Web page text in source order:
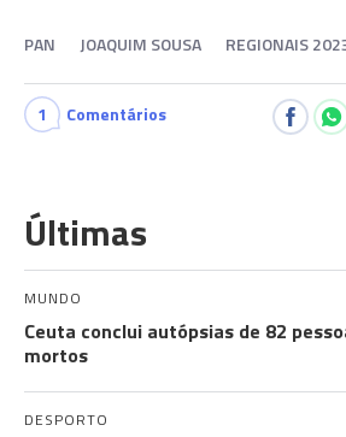
PAN JOAQUIM SOUSA REGIONAIS
1 Comentários
Últimas
MUNDO
Ceuta conclui autópsias de 82
mortos
DESPORTO